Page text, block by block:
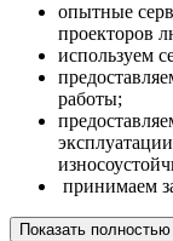
опытные
проекторов
используем
работы;
принимаем
Показать полностью